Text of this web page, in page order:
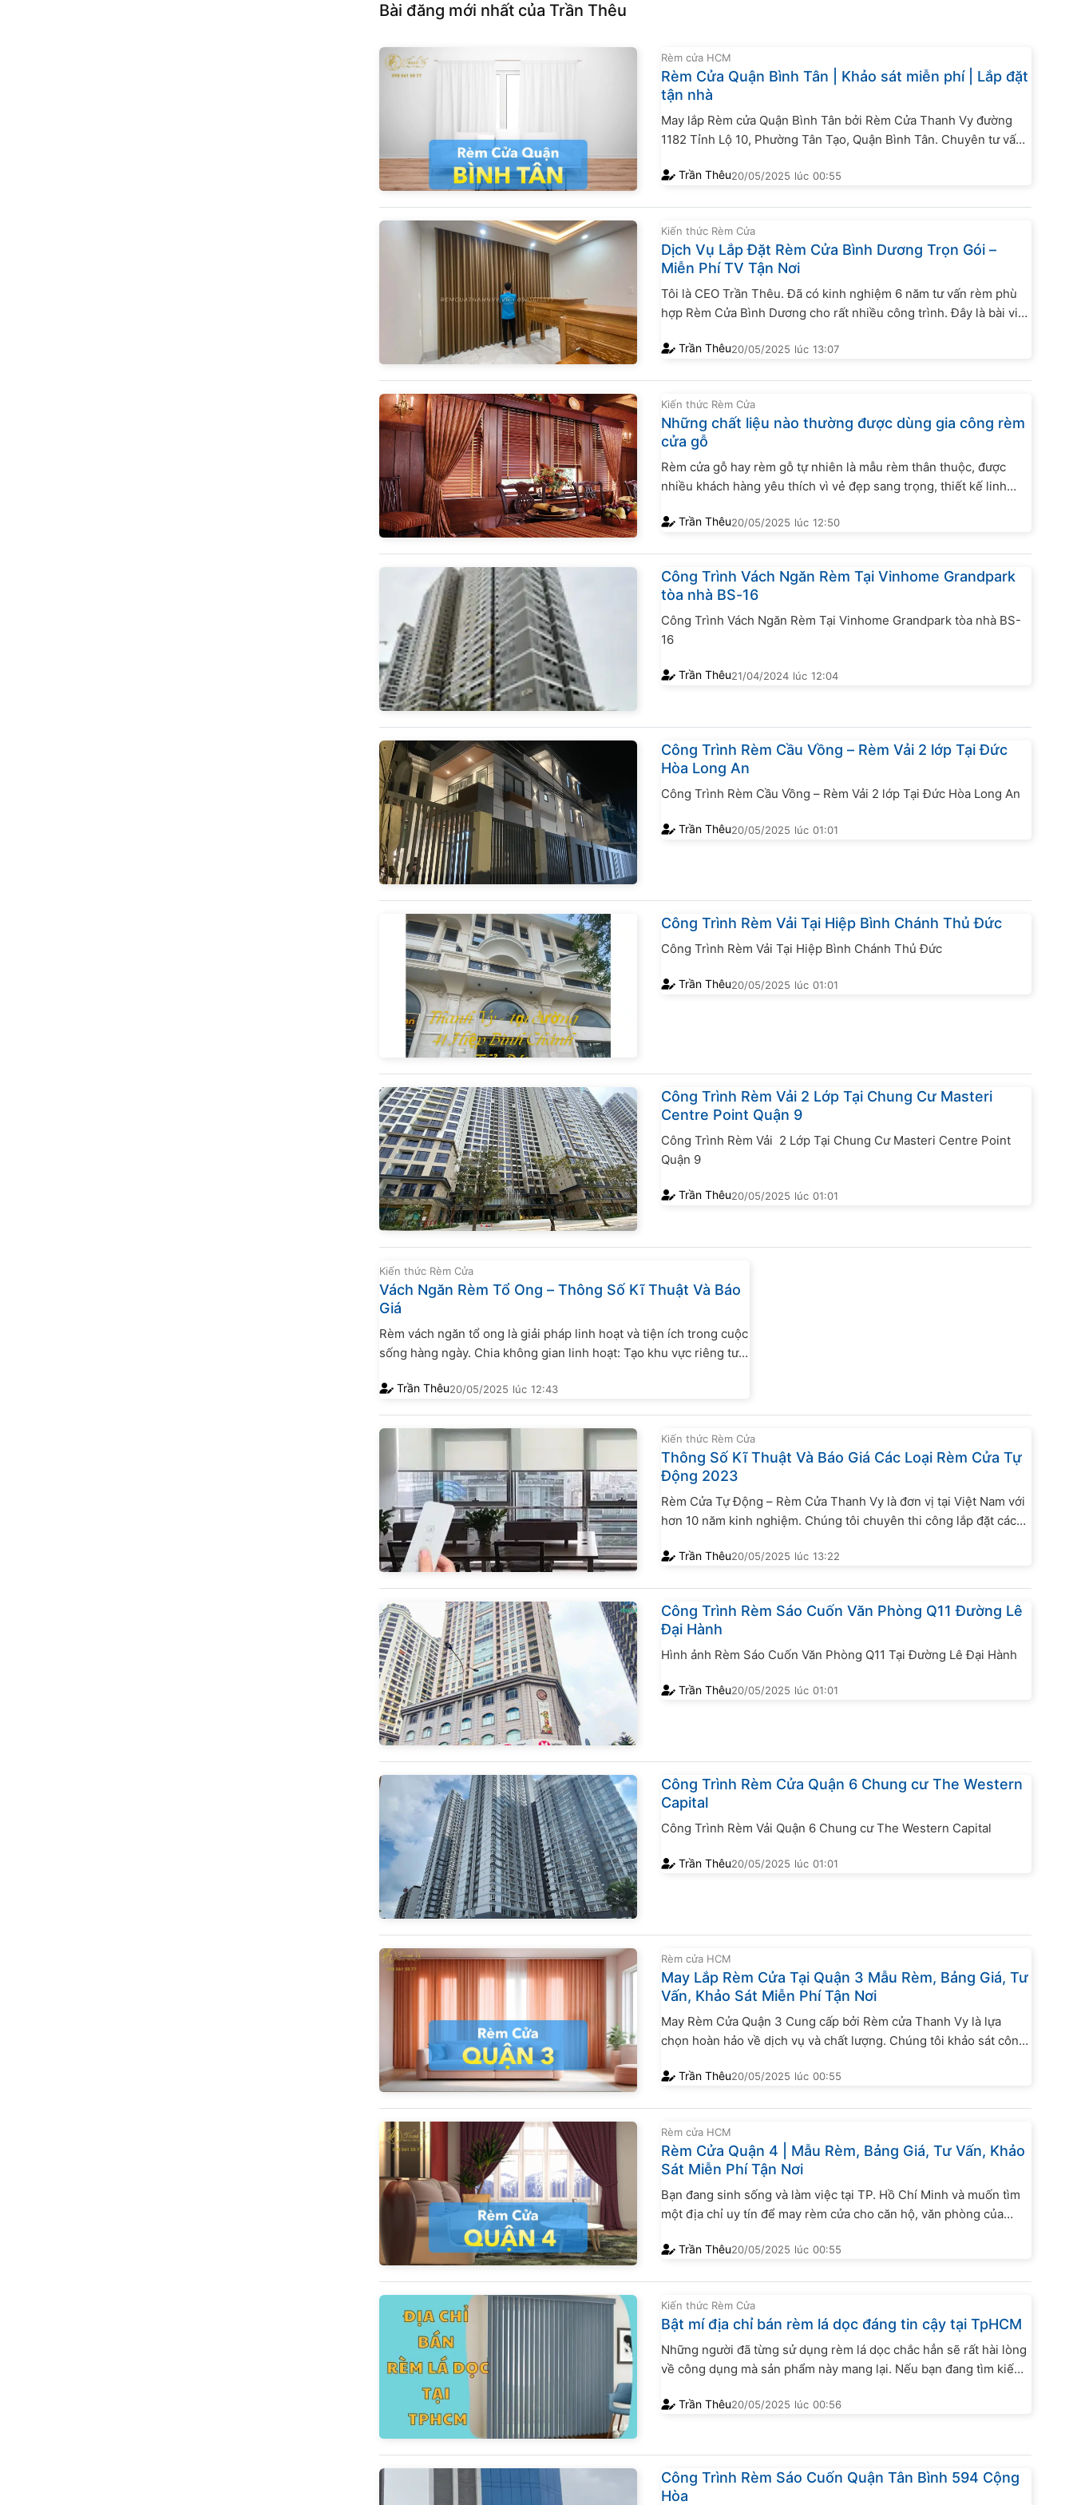
Bài đăng mới nhất của Trần Thêu
Rèm cửa HCM
Rèm Cửa Quận Bình Tân | Khảo sát miễn phí | Lắp đặt
tận nhà
May lắp Rèm cửa Quận Bình Tân bởi Rèm Cửa Thanh Vy đường
1182 Tỉnh Lộ 10, Phường Tân Tạo, Quận Bình Tân. Chuyên tư vấn
khấu với những đơn hàng giá trị cao.
Trần Thêu20/05/2025 lúc 00:55
Kiến thức Rèm Cửa
Dịch Vụ Lắp Đặt Rèm Cửa Bình Dương Trọn Gói –
Miễn Phí TV Tận Nơi
Tôi là CEO Trần Thêu. Đã có kinh nghiệm 6 năm tư vấn rèm phù
hợp Rèm Cửa Bình Dương cho rất nhiều công trình. Đây là bài viết
đẹp – Rèm Cửa Bình Dương. Chắc chắn bài viết này sẽ không...
Trần Thêu20/05/2025 lúc 13:07
Kiến thức Rèm Cửa
Những chất liệu nào thường được dùng gia công rèm
cửa gỗ
Rèm cửa gỗ hay rèm gỗ tự nhiên là mẫu rèm thân thuộc, được
nhiều khách hàng yêu thích vì vẻ đẹp sang trọng, thiết kế linh
tác dụng chống nắng, chắn sáng tốt nhất với các mẫu rèm cửa
Trần Thêu20/05/2025 lúc 12:50
Công Trình Vách Ngăn Rèm Tại Vinhome Grandpark
tòa nhà BS-16
Công Trình Vách Ngăn Rèm Tại Vinhome Grandpark tòa nhà BS-
16
Trần Thêu21/04/2024 lúc 12:04
Công Trình Rèm Cầu Vồng – Rèm Vải 2 lớp Tại Đức
Hòa Long An
Công Trình Rèm Cầu Vồng – Rèm Vải 2 lớp Tại Đức Hòa Long An
Trần Thêu20/05/2025 lúc 01:01
Công Trình Rèm Vải Tại Hiệp Bình Chánh Thủ Đức
Công Trình Rèm Vải Tại Hiệp Bình Chánh Thủ Đức
Trần Thêu20/05/2025 lúc 01:01
Công Trình Rèm Vải 2 Lớp Tại Chung Cư Masteri
Centre Point Quận 9
Công Trình Rèm Vải 2 Lớp Tại Chung Cư Masteri Centre Point
Quận 9
Trần Thêu20/05/2025 lúc 01:01
Kiến thức Rèm Cửa
Vách Ngăn Rèm Tổ Ong – Thông Số Kĩ Thuật Và Báo
Giá
Rèm vách ngăn tổ ong là giải pháp linh hoạt và tiện ích trong cuộc
sống hàng ngày. Chia không gian linh hoạt: Tạo khu vực riêng tư
cho không gian sống. Che nắng và bảo vệ nội thất: Kiểm soát...
Trần Thêu20/05/2025 lúc 12:43
Kiến thức Rèm Cửa
Thông Số Kĩ Thuật Và Báo Giá Các Loại Rèm Cửa Tự
Động 2023
Rèm Cửa Tự Động – Rèm Cửa Thanh Vy là đơn vị tại Việt Nam với
hơn 10 năm kinh nghiệm. Chúng tôi chuyên thi công lắp đặt các
sống hiện đại và tiện nghi cho khách hàng. Với chi nhánh...
Trần Thêu20/05/2025 lúc 13:22
Công Trình Rèm Sáo Cuốn Văn Phòng Q11 Đường Lê
Đại Hành
Hình ảnh Rèm Sáo Cuốn Văn Phòng Q11 Tại Đường Lê Đại Hành
Trần Thêu20/05/2025 lúc 01:01
Công Trình Rèm Cửa Quận 6 Chung cư The Western
Capital
Công Trình Rèm Vải Quận 6 Chung cư The Western Capital
Trần Thêu20/05/2025 lúc 01:01
Rèm cửa HCM
May Lắp Rèm Cửa Tại Quận 3 Mẫu Rèm, Bảng Giá, Tư
Vấn, Khảo Sát Miễn Phí Tận Nơi
May Rèm Cửa Quận 3 Cung cấp bởi Rèm cửa Thanh Vy là lựa
chọn hoàn hảo về dịch vụ và chất lượng. Chúng tôi khảo sát công
Trần Thêu20/05/2025 lúc 00:55
Rèm cửa HCM
Rèm Cửa Quận 4 | Mẫu Rèm, Bảng Giá, Tư Vấn, Khảo
Sát Miễn Phí Tận Nơi
Bạn đang sinh sống và làm việc tại TP. Hồ Chí Minh và muốn tìm
một địa chỉ uy tín để may rèm cửa cho căn hộ, văn phòng của
cửa quận 4 uy tín nhất tại TP. Hồ Chí Minh...
Trần Thêu20/05/2025 lúc 00:55
Kiến thức Rèm Cửa
Bật mí địa chỉ bán rèm lá dọc đáng tin cậy tại TpHCM
Những người đã từng sử dụng rèm lá dọc chắc hẳn sẽ rất hài lòng
về công dụng mà sản phẩm này mang lại. Nếu bạn đang tìm kiếm
hoàn hảo. Cùng bài viết dưới đây bật mí cho bạn về...
Trần Thêu20/05/2025 lúc 00:56
Công Trình Rèm Sáo Cuốn Quận Tân Bình 594 Cộng
Hòa